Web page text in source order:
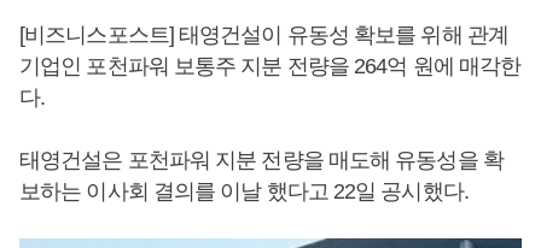
[비즈니스포스트] 태영건설이 유동성 확보를 위해 관계
기업인 포천파워 보통주 지분 전량을 264억 원에 매각한
다.
태영건설은 포천파워 지분 전량을 매도해 유동성을 확
보하는 이사회 결의를 이날 했다고 22일 공시했다.